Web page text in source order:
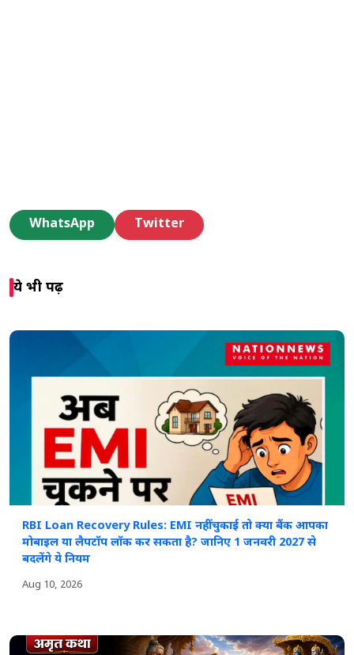
WhatsApp Twitter
ये भी पढ़ें
RBI Loan Recovery Rules: EMI नहीं चुकाई तो क्या बैंक आपका
मोबाइल या लैपटॉप लॉक कर सकता है? जानिए 1 जनवरी 2027 से
बदलेंगे ये नियम
Aug 10, 2026